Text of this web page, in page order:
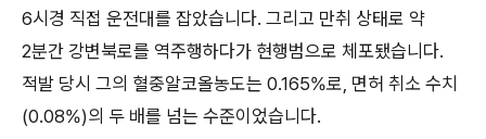
6시경 직접 운전대를 잡았습니다. 그리고 만취 상태로 약
2분간 강변북로를 역주행하다가 현행범으로 체포됐습니다.
적발 당시 그의 혈중알코올농도는 0.165%로, 면허 취소 수치
(0.08%)의 두 배를 넘는 수준이었습니다.